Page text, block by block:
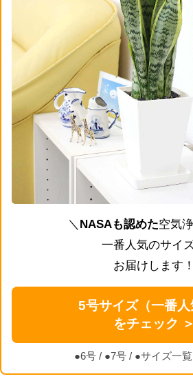
＼ NASAも認めた空気
一番人気のサイ
お届けします！
5号サイズ（一番人
をチェック ＞
●6号 / ●7号 / ●サイズ一